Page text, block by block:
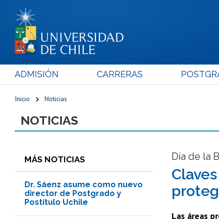
ADMISIÓN CARRERAS
Inicio Noticias
NOTICIAS
MÁS NOTICIAS
Dr. Sáenz asume como nuevo
director de Postgrado y
Postítulo Uchile
Día de la
Las áreas